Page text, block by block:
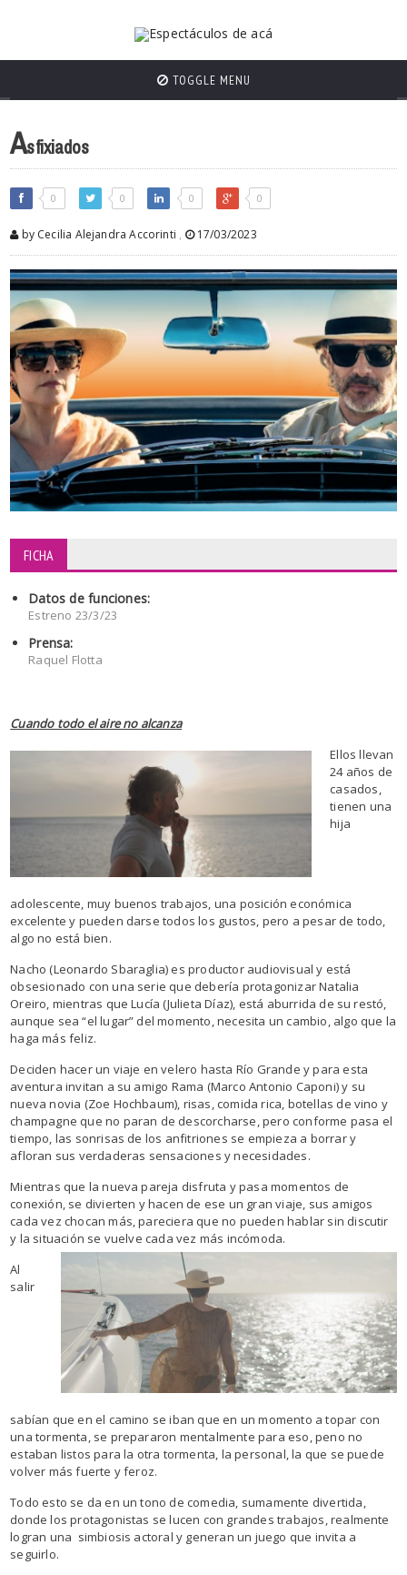
TOGGLE MENU
Asfixiados
0 0 0 0
by Cecilia Alejandra Accorinti , 17/03/2023
FICHA
Datos de funciones:
Estreno 23/3/23
Prensa:
Raquel Flotta
Cuando todo el aire no alcanza
Ellos llevan
24 años de
casados,
tienen una
hija
adolescente, muy buenos trabajos, una posición económica
excelente y pueden darse todos los gustos, pero a pesar de todo,
algo no está bien.
Nacho (Leonardo Sbaraglia) es productor audiovisual y está
obsesionado con una serie que debería protagonizar Natalia
Oreiro, mientras que Lucía (Julieta Díaz), está aburrida de su restó,
aunque sea “el lugar” del momento, necesita un cambio, algo que la
haga más feliz.
Deciden hacer un viaje en velero hasta Río Grande y para esta
aventura invitan a su amigo Rama (Marco Antonio Caponi) y su
nueva novia (Zoe Hochbaum), risas, comida rica, botellas de vino y
champagne que no paran de descorcharse, pero conforme pasa el
tiempo, las sonrisas de los anfitriones se empieza a borrar y
afloran sus verdaderas sensaciones y necesidades.
Mientras que la nueva pareja disfruta y pasa momentos de
conexión, se divierten y hacen de ese un gran viaje, sus amigos
cada vez chocan más, pareciera que no pueden hablar sin discutir
y la situación se vuelve cada vez más incómoda.
Al
salir
sabían que en el camino se iban que en un momento a topar con
una tormenta, se prepararon mentalmente para eso, peno no
estaban listos para la otra tormenta, la personal, la que se puede
volver más fuerte y feroz.
Todo esto se da en un tono de comedia, sumamente divertida,
donde los protagonistas se lucen con grandes trabajos, realmente
logran una simbiosis actoral y generan un juego que invita a
seguirlo.